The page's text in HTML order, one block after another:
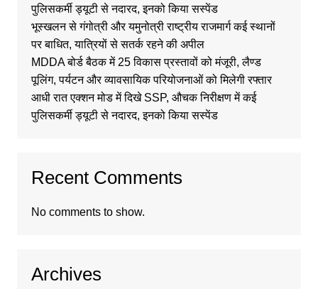
पुलिसकर्मी ड्यूटी से नदारद, इनको किया सस्पेंड
भूस्खलन से गंगोत्री और यमुनोत्री राष्ट्रीय राजमार्ग कई स्थानों
पर बाधित, यात्रियों से सतर्क रहने की अपील
MDDA बोर्ड बैठक में 25 विकास प्रस्तावों को मंजूरी, लैण्ड
पूलिंग, पर्यटन और व्यावसायिक परियोजनाओं को मिलेगी रफ्तार
आधी रात एक्शन मोड में दिखे SSP, औचक निरीक्षण में कई
पुलिसकर्मी ड्यूटी से नदारद, इनको किया सस्पेंड
Recent Comments
No comments to show.
Archives